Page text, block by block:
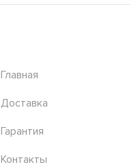
Главная
Доставка
Гарантия
Контакты